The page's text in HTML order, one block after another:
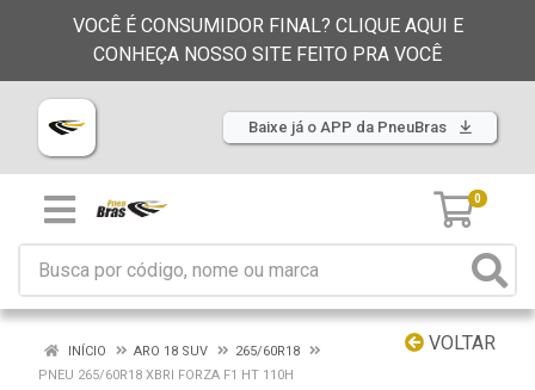
VOCÊ É CONSUMIDOR FINAL? CLIQUE AQUI E
CONHEÇA NOSSO SITE FEITO PRA VOCÊ
Baixe já o APP da PneuBras
0
VOLTAR
INÍCIO ARO 18 SUV
265/60R18
PNEU 265/60R18 XBRI FORZA F1 HT 110H